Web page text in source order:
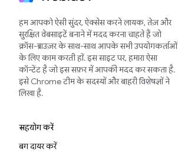
हम आपको ऐसी सुंदर, ऐक्सेस करने लायक, तेज़ और
सुरक्षित वेबसाइटें बनाने में मदद करना चाहते हैं जो
क्रॉस-ब्राउज़र के साथ-साथ आपके सभी उपयोगकर्ताओं
के लिए काम करती हों. इस साइट पर, हमारा ऐसा
कॉन्टेंट है जो इस सफ़र में आपकी मदद कर सकता है.
इसे Chrome टीम के सदस्यों और बाहरी विशेषज्ञों ने
लिखा है.
सहयोग करें
बग दायर करें